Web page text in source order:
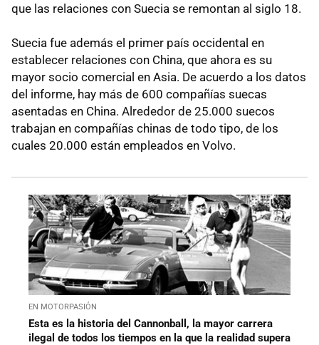
que las relaciones con Suecia se remontan al siglo 18.
Suecia fue además el primer país occidental en
establecer relaciones con China, que ahora es su
mayor socio comercial en Asia. De acuerdo a los datos
del informe, hay más de 600 compañías suecas
asentadas en China. Alrededor de 25.000 suecos
trabajan en compañías chinas de todo tipo, de los
cuales 20.000 están empleados en Volvo.
EN MOTORPASIÓN
Esta es la historia del Cannonball, la mayor carrera
ilegal de todos los tiempos en la que la realidad supera